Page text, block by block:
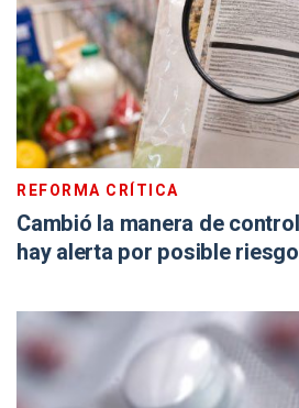
REFORMA CRÍTICA
Cambió la manera de
hay alerta por posible